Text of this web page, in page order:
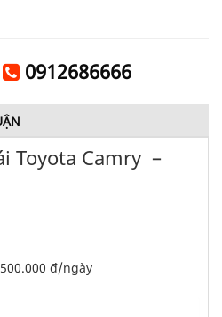
0912686666
Toyota Camry –
đ/ngày